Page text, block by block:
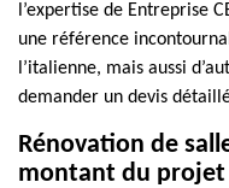
l’expertise de Entreprise
une référence
l’italienne, mais aussi
demander un devis
Rénovation de
montant du projet